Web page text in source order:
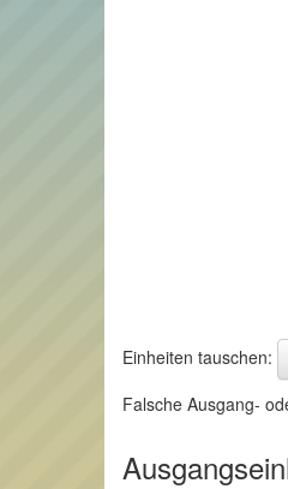
Einheiten tauschen:
Falsche Ausgang-